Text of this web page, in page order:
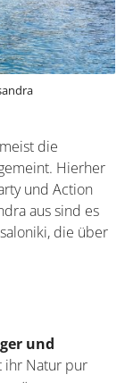
die
Party
Kassandra
nach
und
ihr Natur pur